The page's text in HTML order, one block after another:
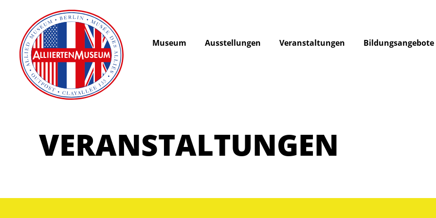
Museum Ausstellungen Veranstaltungen Bildungsangebote
VERANSTALTUNGEN